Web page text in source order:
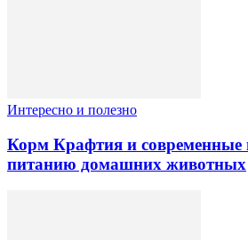
Интересно и полезно
Корм Крафтия и современные
питанию домашних животных